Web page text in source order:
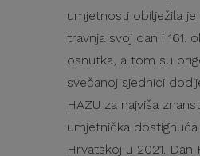
umjetnosti obilježila je
travnja svoj dan i 161.
osnutka, a tom su
svečanoj sjednici
HAZU za najviša
umjetnička
Hrvatskoj u 2021. Dan